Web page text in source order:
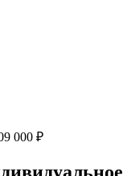
000 ₽